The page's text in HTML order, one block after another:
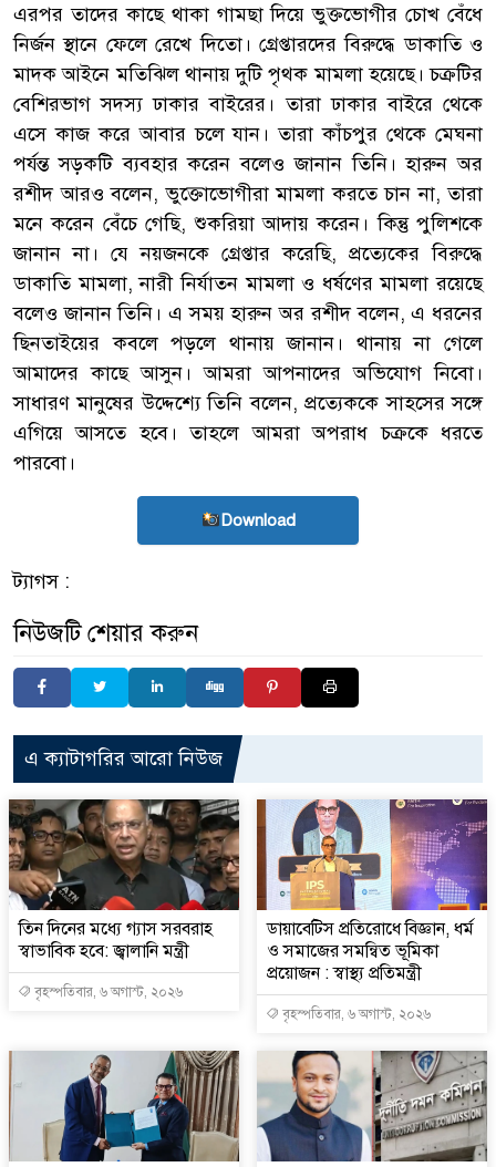
এরপর তাদের কাছে থাকা গামছা দিয়ে ভুক্তভোগীর চোখ বেঁধে
নির্জন স্থানে ফেলে রেখে দিতো। গ্রেপ্তারদের বিরুদ্ধে ডাকাতি ও
মাদক আইনে মতিঝিল থানায় দুটি পৃথক মামলা হয়েছে। চক্রটির
বেশিরভাগ সদস্য ঢাকার বাইরের। তারা ঢাকার বাইরে থেকে
এসে কাজ করে আবার চলে যান। তারা কাঁচপুর থেকে মেঘনা
পর্যন্ত সড়কটি ব্যবহার করেন বলেও জানান তিনি। হারুন অর
রশীদ আরও বলেন, ভুক্তোভোগীরা মামলা করতে চান না, তারা
মনে করেন বেঁচে গেছি, শুকরিয়া আদায় করেন। কিন্তু পুলিশকে
জানান না। যে নয়জনকে গ্রেপ্তার করেছি, প্রত্যেকের বিরুদ্ধে
ডাকাতি মামলা, নারী নির্যাতন মামলা ও ধর্ষণের মামলা রয়েছে
বলেও জানান তিনি। এ সময় হারুন অর রশীদ বলেন, এ ধরনের
ছিনতাইয়ের কবলে পড়লে থানায় জানান। থানায় না গেলে
আমাদের কাছে আসুন। আমরা আপনাদের অভিযোগ নিবো।
সাধারণ মানুষের উদ্দেশ্যে তিনি বলেন, প্রত্যেককে সাহসের সঙ্গে
এগিয়ে আসতে হবে। তাহলে আমরা অপরাধ চক্রকে ধরতে
পারবো।
Download
ট্যাগস :
নিউজটি শেয়ার করুন
এ ক্যাটাগরির আরো নিউজ
তিন দিনের মধ্যে গ্যাস সরবরাহ
স্বাভাবিক হবে: জ্বালানি মন্ত্রী
বৃহস্পতিবার, ৬ অগাস্ট, ২০২৬
ডায়াবেটিস প্রতিরোধে বিজ্ঞান, ধর্ম
ও সমাজের সমন্বিত ভূমিকা
প্রয়োজন : স্বাস্থ্য প্রতিমন্ত্রী
বৃহস্পতিবার, ৬ অগাস্ট, ২০২৬